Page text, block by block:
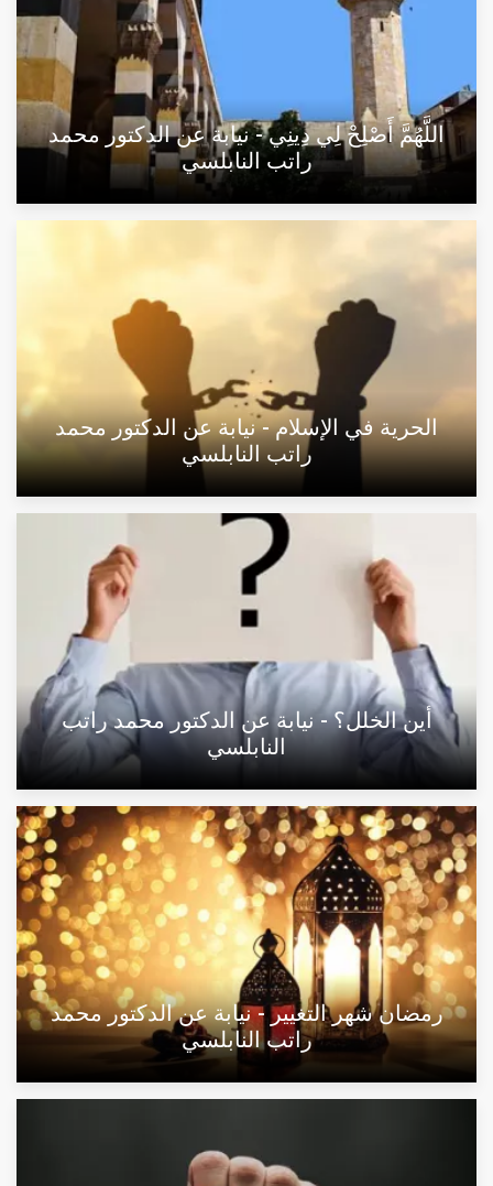
اللَّهُمَّ أَصْلِحْ لِي دِينِي - نيابة عن الدكتور محمد
راتب النابلسي
الحرية في الإسلام - نيابة عن الدكتور محمد
راتب النابلسي
أين الخلل؟ - نيابة عن الدكتور محمد راتب
النابلسي
رمضان شهر التغيير - نيابة عن الدكتور محمد
راتب النابلسي